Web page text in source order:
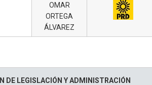
OMAR
ORTEGA
ÁLVAREZ
DE LEGISLACIÓN Y ADMINISTRACIÓN